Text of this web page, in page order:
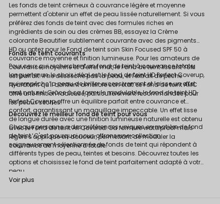
Les fonds de teint crémeux à couvrance légère et moyenne
permettent d'obtenir un effet de peau lissée naturellement. Si vous
préférez des fonds de teint avec des formules riches en
ingrédients de soin ou des crèmes BB, essayez la Crème
colorante Beautifier subtilement couvrante avec des pigments
HD ou optez pour le Fond de teint soin Skin Focused SPF 50 à
couvrance moyenne et finition lumineuse. Pour les amateurs de
couvrance moyenne et d'effet mat, le Fond de teint lissant YSM
est parfait. Il ne dessèche pas la peau, et l'extrait de pêche
hydratant qu'il contient améliore son état. Le Fond de teint AMC
offre une finition radieuse, particulièrement recommandée pour
les peaux sèches.
Fonds de teint couvrants
Pour ceux qui recherchent un fond de teint à couvrance totale,
longue tenue, le choix idéal est le fond de teint HD Perfect Coverup,
qui empêche la peau de briller excessivement et laisse un effet
mat naturel. Grâce à sa formule modulable, le fond de teint HD
Perfect Coverup offre un équilibre parfait entre couvrance et
confort, garantissant un maquillage impeccable. Un effet lisse
de longue durée avec une finition lumineuse naturelle est obtenu
avec le Fond de teint All Covered. Sa formule waterproof mais
légère s'applique en douceur, permettant de moduler la
couvrance de moyenne à totale.
Découvrez le meilleur fond de teint pour vous
Chaque personne a des préférences uniques en matière de fond
de teint. C'est pourquoi nous offrons une collection
soigneusement sélectionnée de fonds de teint qui répondent à
différents types de peau, teintes et besoins. Découvrez toutes les
options et choisissez le fond de teint parfaitement adapté à votre
peau.
Voir plus